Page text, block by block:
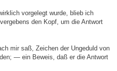
vorgelegt wurde, blieb ich
vergebens den Kopf, um die Antwort
mir saß, Zeichen der Ungeduld von
— ein Beweis, daß er die Antwort